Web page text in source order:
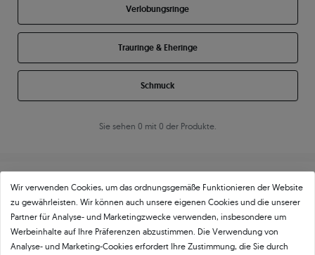
Verlobungsringe
Trauringe & Eheringe
Schmuck
Sie sehen 0 mit 0 der Produkte.
Über11 4845★-Bewertungen in ganz
Wir verwenden Cookies, um das ordnungsgemäße Funktionieren der Website
zu gewährleisten. Wir können auch unsere eigenen Cookies und die unserer
Partner für Analyse- und Marketingzwecke verwenden, insbesondere um
Werbeinhalte auf Ihre Präferenzen abzustimmen. Die Verwendung von
Analyse- und Marketing-Cookies erfordert Ihre Zustimmung, die Sie durch